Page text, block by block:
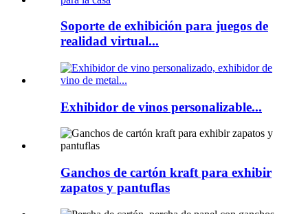
Soporte de exhibición para juegos de
realidad virtual...
Exhibidor de vinos personalizable...
Ganchos de cartón kraft para exhibir
zapatos y pantuflas